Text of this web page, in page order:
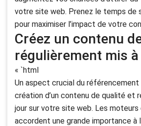
votre site web. Prenez le temps de
pour maximiser l’impact de votre
Créez un contenu
régulièrement mis
« `html
Un aspect crucial du
création d’un contenu de qualité et
jour sur votre site web. Les moteurs
accordent une grande importance à